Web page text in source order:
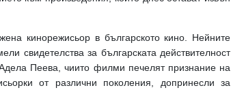
кинорежисьор в българското кино. Нейните
свидетелства за българската действителност
Пеева, чиито филми печелят признание на
от различни поколения, допринесли за